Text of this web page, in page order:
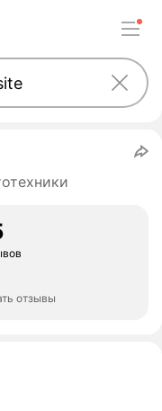
отзывы